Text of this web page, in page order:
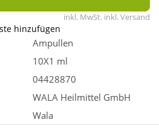
inkl. MwSt. inkl. Versand
hinzufügen
Ampullen
10X1 ml
04428870
WALA Heilmittel GmbH
Wala